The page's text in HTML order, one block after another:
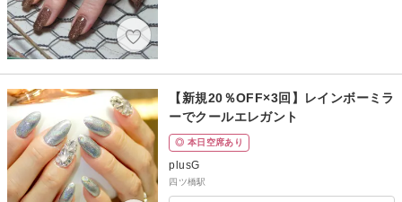
【新規20％OFF×3回】レインボーミラ
ーでクールエレガント
◎ 本日空席あり
plusG
四ツ橋駅